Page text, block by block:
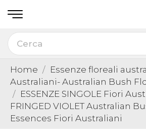
Home Essenze floreali
Australiani- Australian Bush
ESSENZE SINGOLE Fiori
FRINGED VIOLET Australian
Essences Fiori Australiani